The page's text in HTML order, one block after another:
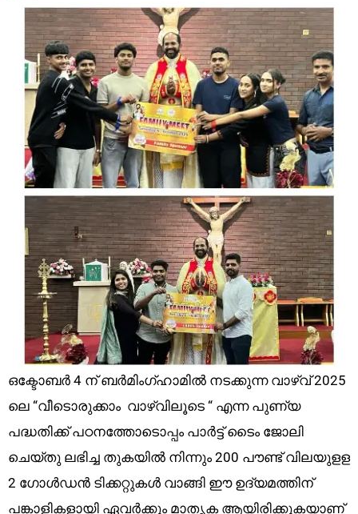
ഒക്ടോബർ 4 ന് ബർമിംഗ്ഹാമിൽ നടക്കുന്ന വാഴ്‌വ് 2025
ലെ “വീടൊരുക്കാം ‌ വാഴ്‌വിലൂടെ “ എന്ന പുണ്യ
പദ്ധതിക്ക്‌ പഠനത്തോടൊപ്പം പാർട്ട് ടൈം ജോലി
ചെയ്തു ലഭിച്ച തുകയിൽ നിന്നും 200 പൗണ്ട്‌ വിലയുളള
2 ഗോൾഡൻ ടിക്കറ്റുകൾ വാങ്ങി ഈ ഉദ്യമത്തിന്
പങ്കാളികളായി ഏവർക്കും മാതൃക ആയിരിക്കുകയാണ്